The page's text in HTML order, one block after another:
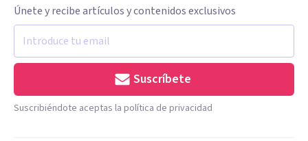
Únete y recibe artículos y contenidos exclusivos
Suscríbete
Suscribiéndote aceptas la política de privacidad